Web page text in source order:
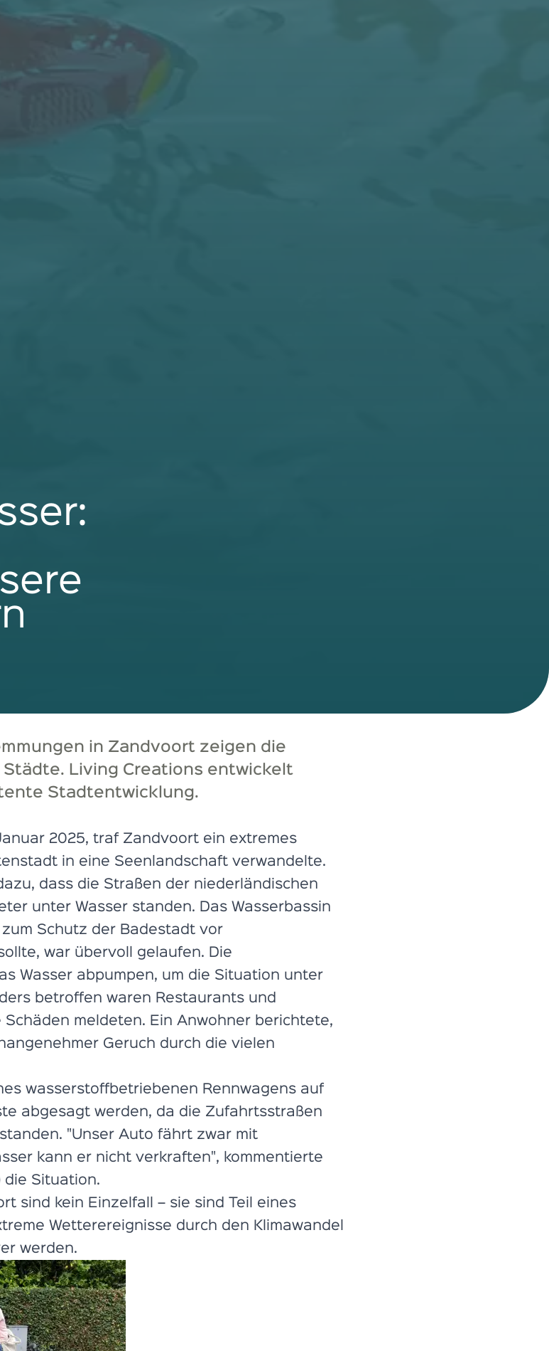
in Zandvoort zeigen die
Living Creations entwickelt
Stadtentwicklung.
2025, traf Zandvoort ein extremes
in eine Seenlandschaft verwandelte.
dass die Straßen der niederländischen
unter Wasser standen. Das Wasserbassin
Schutz der Badestadt vor
war übervoll gelaufen. Die
Wasser abpumpen, um die Situation unter
betroffen waren Restaurants und
meldeten. Ein Anwohner berichtete,
Geruch durch die vielen
wasserstoffbetriebenen Rennwagens auf
abgesagt werden, da die Zufahrtsstraßen
"Unser Auto fährt zwar mit
kann er nicht verkraften", kommentierte
die Situation.
sind kein Einzelfall – sie sind Teil eines
Wetterereignisse durch den Klimawandel
werden.